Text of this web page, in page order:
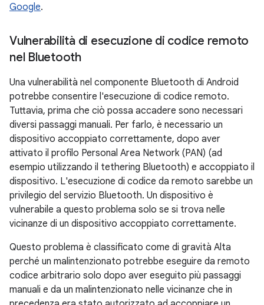
Google.
Vulnerabilità di esecuzione di codice remoto
nel Bluetooth
Una vulnerabilità nel componente Bluetooth di Android
potrebbe consentire l'esecuzione di codice remoto.
Tuttavia, prima che ciò possa accadere sono necessari
diversi passaggi manuali. Per farlo, è necessario un
dispositivo accoppiato correttamente, dopo aver
attivato il profilo Personal Area Network (PAN) (ad
esempio utilizzando il tethering Bluetooth) e accoppiato il
dispositivo. L'esecuzione di codice da remoto sarebbe un
privilegio del servizio Bluetooth. Un dispositivo è
vulnerabile a questo problema solo se si trova nelle
vicinanze di un dispositivo accoppiato correttamente.
Questo problema è classificato come di gravità Alta
perché un malintenzionato potrebbe eseguire da remoto
codice arbitrario solo dopo aver eseguito più passaggi
manuali e da un malintenzionato nelle vicinanze che in